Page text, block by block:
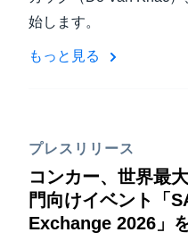
始します。
もっと見る
プレスリリース
コンカー、世界最
門向けイベント「
Exchange 2026」